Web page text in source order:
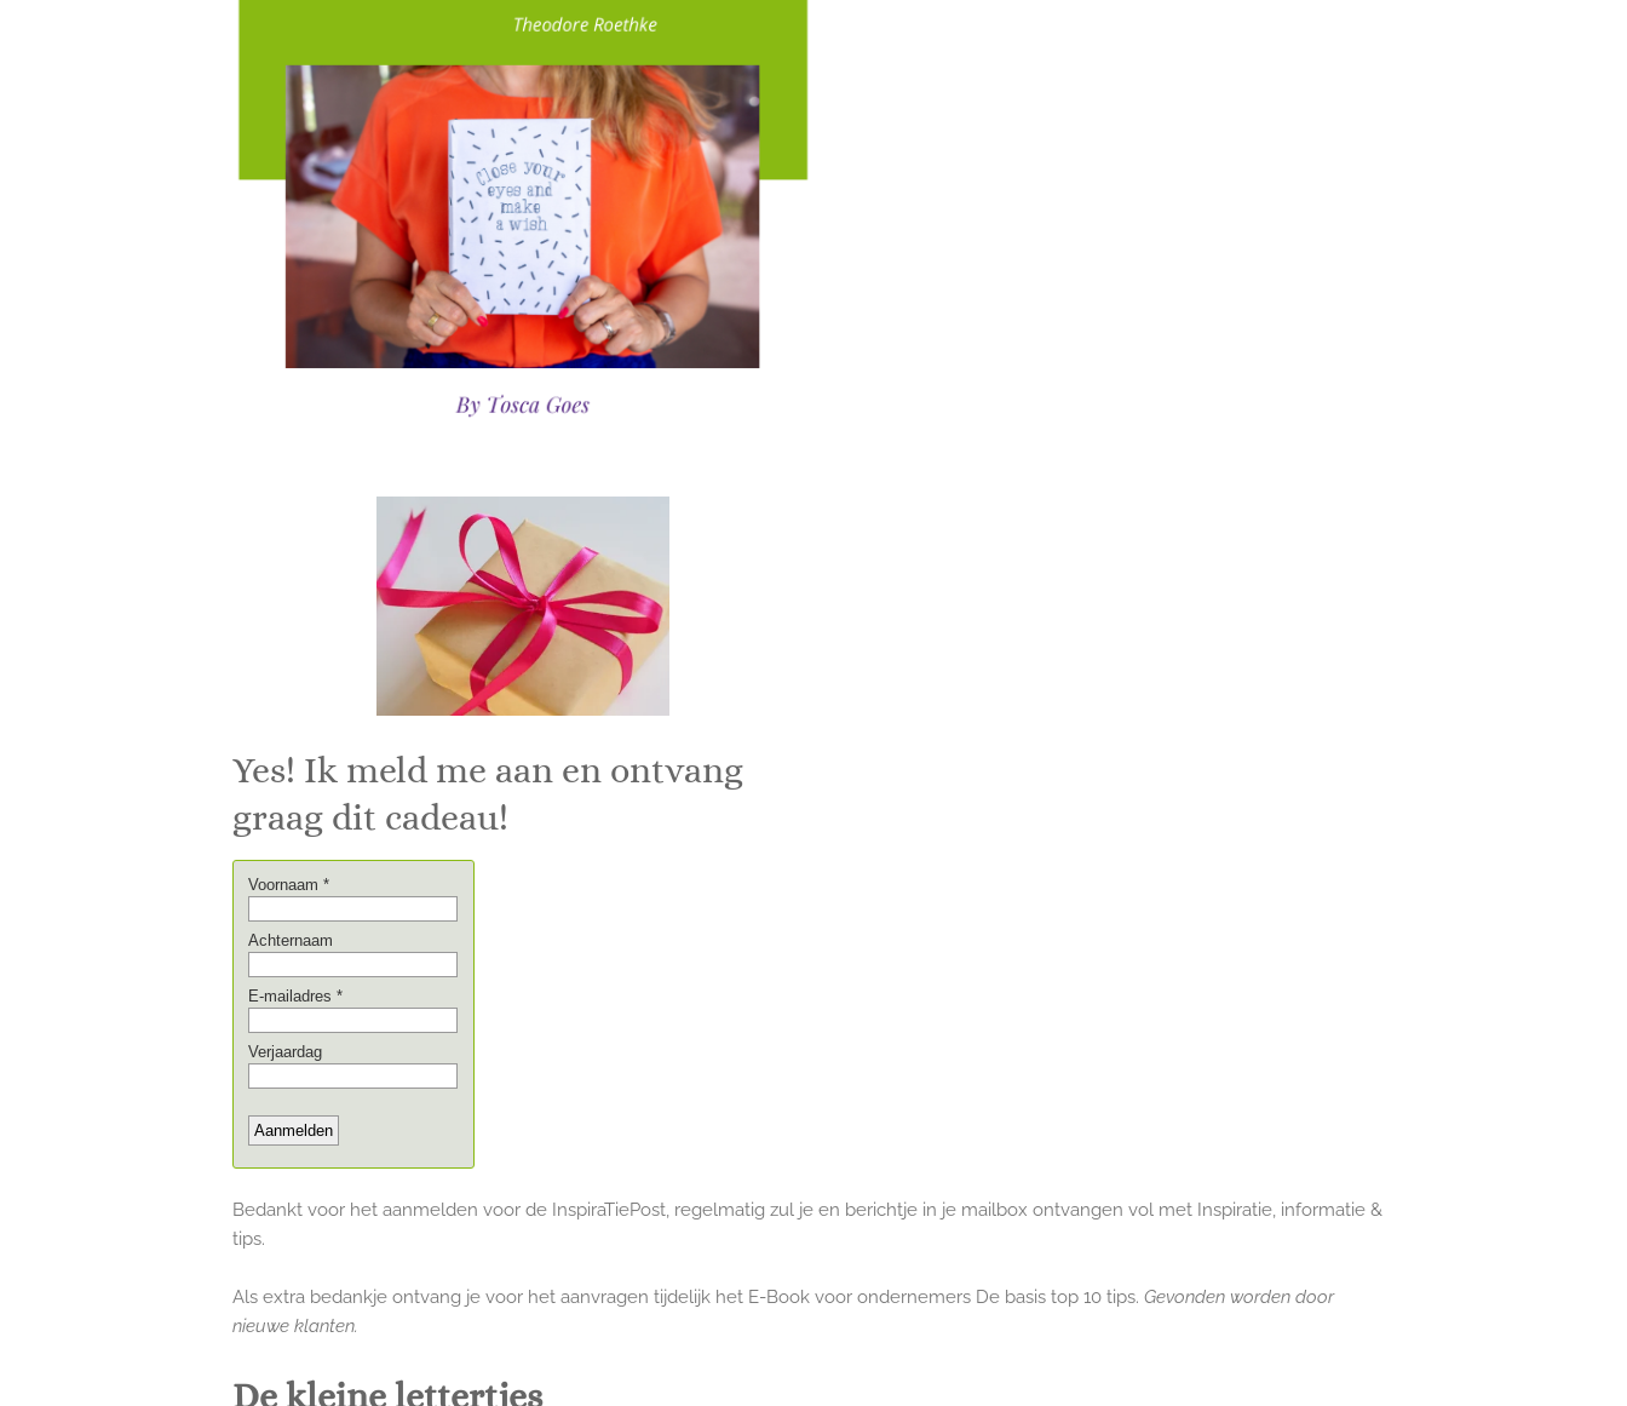
Yes! Ik meld me aan en ontvang
graag dit cadeau!
Bedankt voor het aanmelden voor de InspiraTiePost, regelmatig zul je en berichtje in je mailbox ontvangen vol met Inspiratie, informatie &
tips.
Als extra bedankje ontvang je voor het aanvragen tijdelijk het E-Book voor ondernemers De basis top 10 tips. Gevonden worden door
nieuwe klanten.
De kleine lettertjes